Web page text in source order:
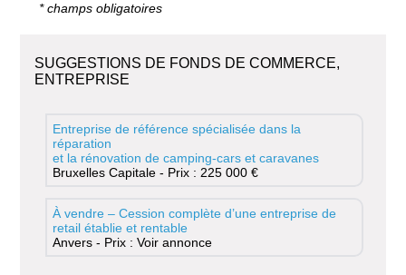
* champs obligatoires
SUGGESTIONS DE FONDS DE COMMERCE,
ENTREPRISE
Entreprise de référence spécialisée dans la
réparation
et la rénovation de camping-cars et caravanes
Bruxelles Capitale - Prix : 225 000 €
À vendre – Cession complète d’une entreprise de
retail établie et rentable
Anvers - Prix : Voir annonce